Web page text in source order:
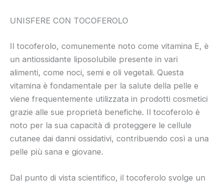
UNISFERE CON TOCOFEROLO
Il tocoferolo, comunemente noto come vitamina E, è
un antiossidante liposolubile presente in vari
alimenti, come noci, semi e oli vegetali. Questa
vitamina è fondamentale per la salute della pelle e
viene frequentemente utilizzata in prodotti cosmetici
grazie alle sue proprietà benefiche. Il tocoferolo è
noto per la sua capacità di proteggere le cellule
cutanee dai danni ossidativi, contribuendo così a una
pelle più sana e giovane.
Dal punto di vista scientifico, il tocoferolo svolge un